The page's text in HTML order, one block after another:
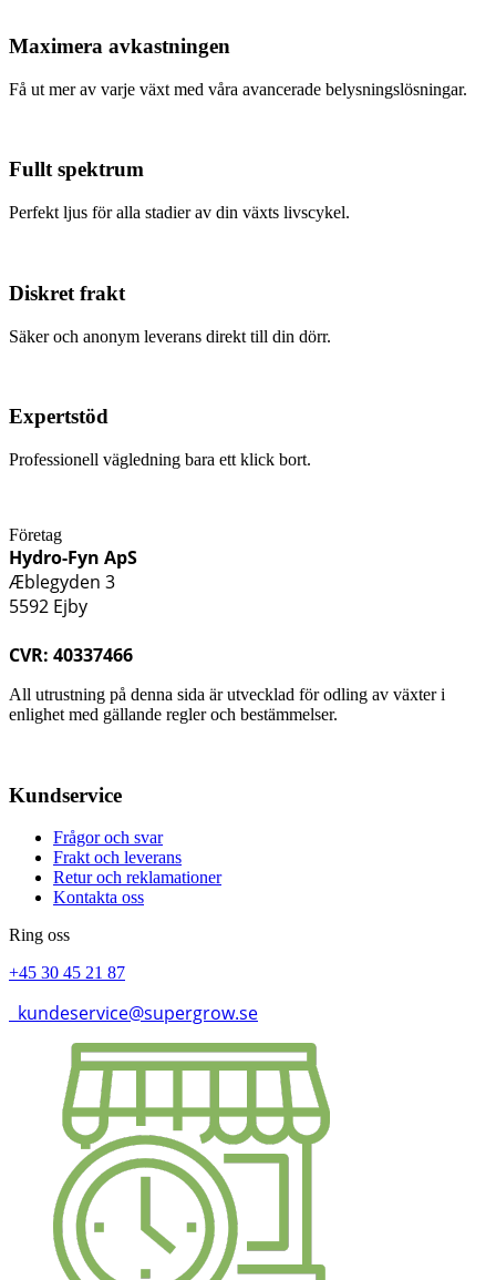
Maximera avkastningen
Få ut mer av varje växt med våra avancerade belysningslösningar.
Fullt spektrum
Perfekt ljus för alla stadier av din växts livscykel.
Diskret frakt
Säker och anonym leverans direkt till din dörr.
Expertstöd
Professionell vägledning bara ett klick bort.
Företag
Hydro-Fyn ApS
Æblegyden 3
5592 Ejby
CVR: 40337466
All utrustning på denna sida är utvecklad för odling av växter i
enlighet med gällande regler och bestämmelser.
Kundservice
Frågor och svar
Frakt och leverans
Retur och reklamationer
Kontakta oss
Ring oss
+45 30 45 21 87
kundeservice@supergrow.se